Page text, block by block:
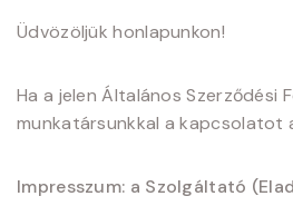
Üdvözöljük honlapunkon!
Ha a jelen Általános Szerződési
munkatársunkkal a kapcsolatot
Impresszum: a Szolgáltató